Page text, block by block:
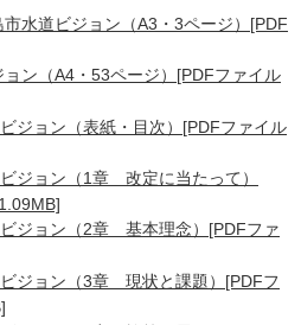
水道ビジョン（A3・3ページ）[PDF
ン（A4・53ページ）[PDFファイル
ジョン（表紙・目次）[PDFファイル
ジョン（1章 改定に当たって）
ジョン（2章 基本理念）[PDFファ
ジョン（3章 現状と課題）[PDFフ